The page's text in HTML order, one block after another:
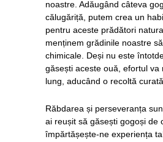
noastre. Adăugând câteva
călugăriță, putem crea un
pentru aceste prădători
menținem grădinile noastre
chimicale. Deși nu este
găsești aceste ouă, efortul va
lung, aducând o recoltă
Răbdarea și perseveranța
ai reușit să găsești gogoși de
împărtășește-ne experiența